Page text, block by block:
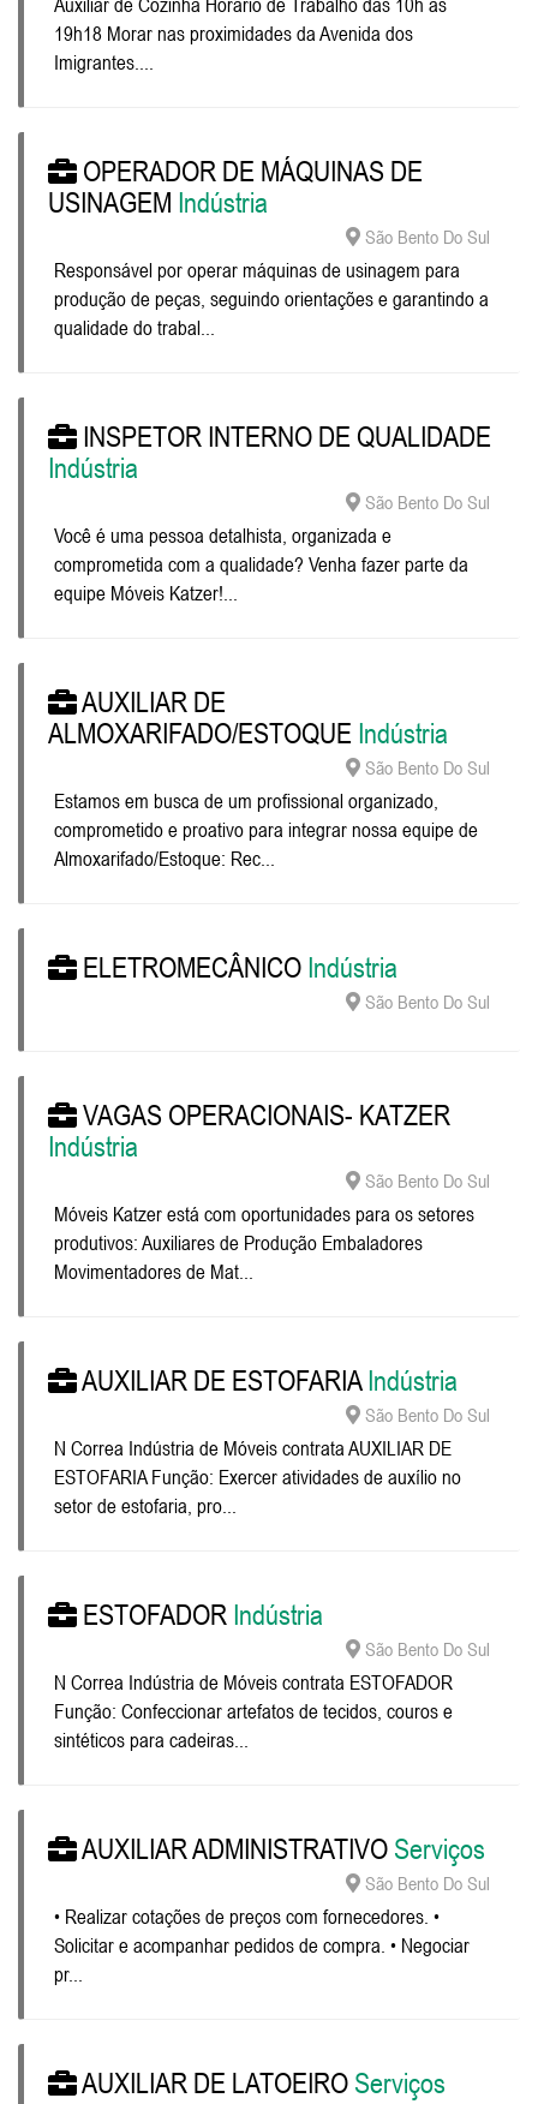
19h18 Morar nas proximidades da Avenida dos
Imigrantes....
OPERADOR DE MÁQUINAS DE
USINAGEM Indústria
São Bento Do Sul
Responsável por operar máquinas de usinagem para
produção de peças, seguindo orientações e garantindo a
qualidade do trabal...
INSPETOR INTERNO DE QUALIDADE
Indústria
São Bento Do Sul
Você é uma pessoa detalhista, organizada e
comprometida com a qualidade? Venha fazer parte da
equipe Móveis Katzer!...
AUXILIAR DE
ALMOXARIFADO/ESTOQUE Indústria
São Bento Do Sul
Estamos em busca de um profissional organizado,
comprometido e proativo para integrar nossa equipe de
Almoxarifado/Estoque: Rec...
ELETROMECÂNICO Indústria
São Bento Do Sul
VAGAS OPERACIONAIS- KATZER
Indústria
São Bento Do Sul
Móveis Katzer está com oportunidades para os setores
produtivos: Auxiliares de Produção Embaladores
Movimentadores de Mat...
AUXILIAR DE ESTOFARIAIndústria
São Bento Do Sul
N Correa Indústria de Móveis contrata AUXILIAR DE
ESTOFARIA Função: Exercer atividades de auxílio no
setor de estofaria, pro...
ESTOFADOR Indústria
São Bento Do Sul
N Correa Indústria de Móveis contrata ESTOFADOR
Função: Confeccionar artefatos de tecidos, couros e
sintéticos para cadeiras...
AUXILIAR ADMINISTRATIVO Serviços
São Bento Do Sul
• Realizar cotações de preços com fornecedores. •
Solicitar e acompanhar pedidos de compra. • Negociar
pr...
AUXILIAR DE LATOEIRO Serviços